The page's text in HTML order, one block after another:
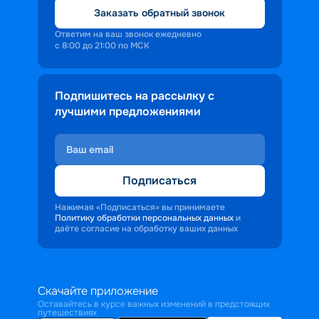
Заказать обратный звонок
Ответим на ваш звонок ежедневно
с 8:00 до 21:00 по МСК
Подпишитесь на рассылку с
лучшими предложениями
Подписаться
Нажимая «Подписаться» вы принимаете
Политику обработки персональных данных и
даёте согласие на обработку ваших данных
Скачайте приложение
Оставайтесь в курсе важных изменений в предстоящих
путешествиях